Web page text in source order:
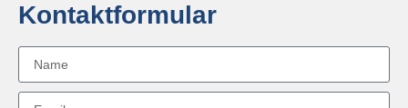
Kontaktformular